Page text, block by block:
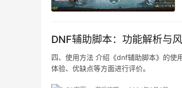
DNF辅助脚本：功能解析与
四、使用方法 介绍《dnf辅助脚本》的使
体验、优缺点等方面进行评价。